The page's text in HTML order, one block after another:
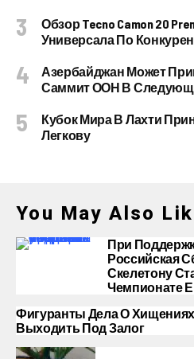
Обзор Tecno Camon 20
Универсала По
Азербайджан Может
Саммит ООН В
Кубок Мира В Лахти
Легкову
You May Also
При
Российская
Скелетону
Чемпионате
Фигуранты Дела О
Выходить Под Залог